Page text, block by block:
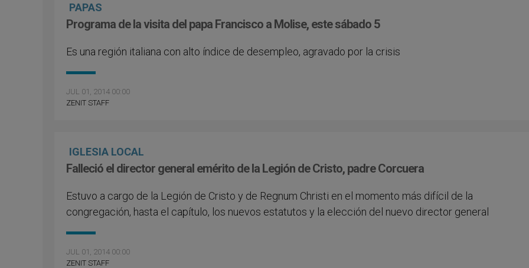
PAPAS
Programa de la visita del papa Francisco a Molise, este sábado 5
Es una región italiana con alto índice de desempleo, agravado por la crisis
JUL 01, 2014 00:00
ZENIT STAFF
IGLESIA LOCAL
Falleció el director general emérito de la Legión de Cristo, padre Corcuera
Estuvo a cargo de la Legión de Cristo y de Regnum Christi en el momento más difícil de la
congregación, hasta el ca­pítulo, los nuevos estatutos y la elección del nuevo director general
JUL 01, 2014 00:00
ZENIT STAFF